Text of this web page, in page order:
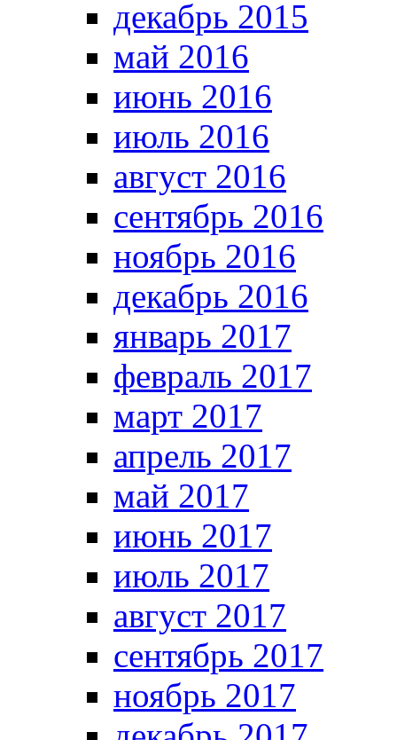
декабрь 2015
май 2016
июнь 2016
июль 2016
август 2016
сентябрь 2016
ноябрь 2016
декабрь 2016
январь 2017
февраль 2017
март 2017
апрель 2017
май 2017
июнь 2017
июль 2017
август 2017
сентябрь 2017
ноябрь 2017